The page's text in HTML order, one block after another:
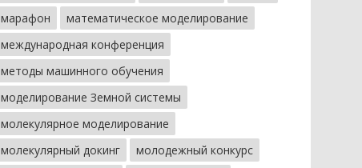
марафон
математическое моделирование
международная конференция
методы машинного обучения
моделирование Земной системы
молекулярное моделирование
молекулярный докинг
молодежный конкурс